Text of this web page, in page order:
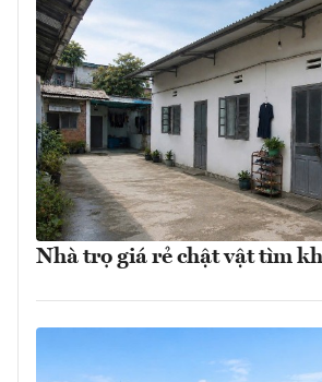
Nhà trọ giá rẻ chật vật tìm